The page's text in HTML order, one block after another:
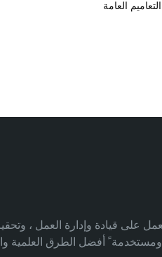
التعاميم العامة
على قيادة وإدارة العمل ،
أفضل الطرق العلمية